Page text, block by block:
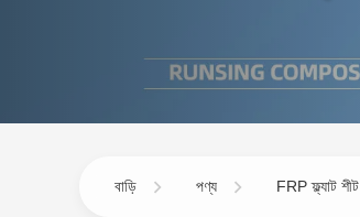
বাড়ি পণ্য FRP ফ্ল্যাট শীট